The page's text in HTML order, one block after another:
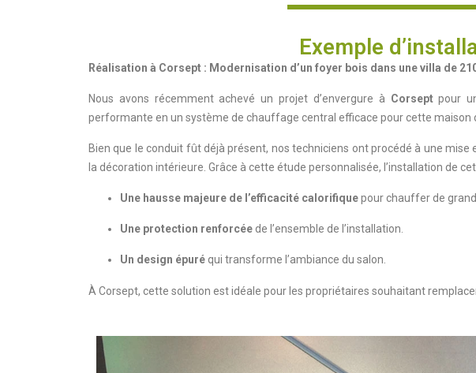
Exemple
Réalisation à Corsept : Modernisation d’un foyer bois dans une villa de
Nous avons récemment achevé un projet d’envergure à Corseptpour
performante en un système de chauffage central efficace pour cette maison
Bien que le conduit fût déjà présent, nos techniciens ont procédé à une
la décoration intérieure. Grâce à cette étude personnalisée, l’installation de cet
Une hausse majeure de l’efficacité calorifiquepour chauffer de
Une protection renforcée de l’ensemble de l’installation.
Un design épuré qui transforme l’ambiance du salon.
À Corsept, cette solution est idéale pour les propriétaires souhaitant